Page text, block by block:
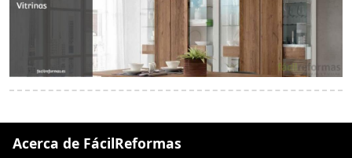
Acerca de FácilReformas